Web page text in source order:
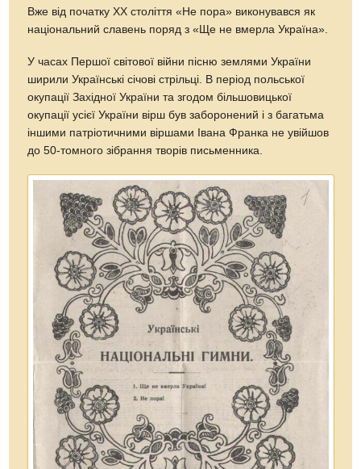
Вже від початку ХХ століття «Не пора» виконувався як
національний славень поряд з «Ще не вмерла Україна».
У часах Першої світової війни пісню землями України
ширили Українські січові стрільці. В період польської
окупації Західної України та згодом більшовицької
окупації усієї України вірш був заборонений і з багатьма
іншими патріотичними віршами Івана Франка не увійшов
до 50-томного зібрання творів письменника.